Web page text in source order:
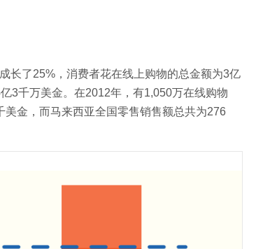
长了25%，消费者花在线上购物的总金额为3亿
3千万美金。在2012年，有1,050万在线购物
金，而马来西亚全国零售销售额总共为276